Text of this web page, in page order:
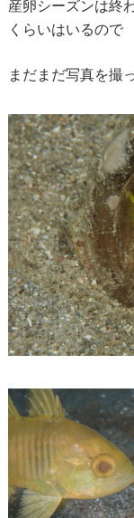
産卵シーズンは終
くらいはいるので
まだまだ写真を撮